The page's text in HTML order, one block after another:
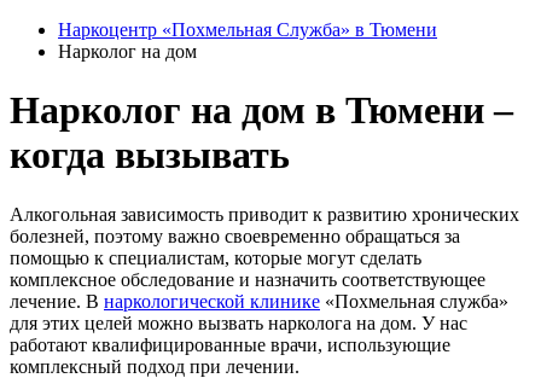
Наркоцентр «Похмельная Служба» в Тюмени
Нарколог на дом
Нарколог на дом в Тюмени –
когда вызывать
Алкогольная зависимость приводит к развитию хронических
болезней, поэтому важно своевременно обращаться за
помощью к специалистам, которые могут сделать
комплексное обследование и назначить соответствующее
лечение. В наркологической клинике «Похмельная служба»
для этих целей можно вызвать нарколога на дом. У нас
работают квалифицированные врачи, использующие
комплексный подход при лечении.